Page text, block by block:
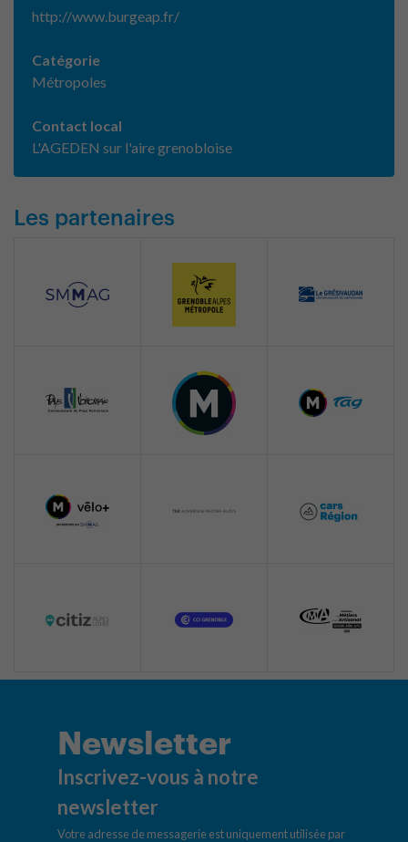
http://www.burgeap.fr/
Catégorie
Métropoles
Contact local
L'AGEDEN sur l'aire grenobloise
Les partenaires
Newsletter
Inscrivez-vous à notre
newsletter
Votre adresse de messagerie est uniquement utilisée par